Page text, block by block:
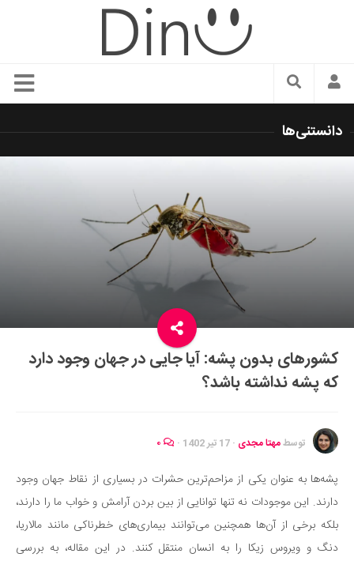
سبک زندگی
دکوراسیون و چیدمان
غذا
رستوران گردی
سفر و گردشگری
ایران گردی
جهان گردی
موفقیت و مهارت‌های فردی
تغذیه سالم
بهداشت
بیماری و درمان
دانستنی‌ها
کشورهای بدون پشه: آیا جایی در جهان وجود دارد
که پشه نداشته باشد؟
توسطمهتا مجدی · 17 تیر 1402 ·
پشه‌ها به عنوان یکی از مزاحم‌ترین حشرات در بسیاری از نقاط جهان وجود
دارند. این موجودات نه تنها توانایی از بین بردن آرامش و خواب ما را دارند،
بلکه برخی از آن‌ها همچنین می‌توانند بیماری‌های خطرناکی مانند مالاریا،
دنگ و ویروس زیکا را به انسان منتقل کنند. در این مقاله، به بررسی